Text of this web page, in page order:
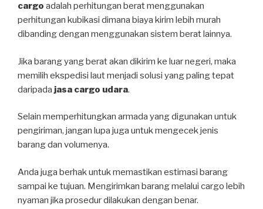
cargo adalah perhitungan berat menggunakan
perhitungan kubikasi dimana biaya kirim lebih murah
dibanding dengan menggunakan sistem berat lainnya.
Jika barang yang berat akan dikirim ke luar negeri, maka
memilih ekspedisi laut menjadi solusi yang paling tepat
daripada jasa cargo udara.
Selain memperhitungkan armada yang digunakan untuk
pengiriman, jangan lupa juga untuk mengecek jenis
barang dan volumenya.
Anda juga berhak untuk memastikan estimasi barang
sampai ke tujuan. Mengirimkan barang melalui cargo lebih
nyaman jika prosedur dilakukan dengan benar.